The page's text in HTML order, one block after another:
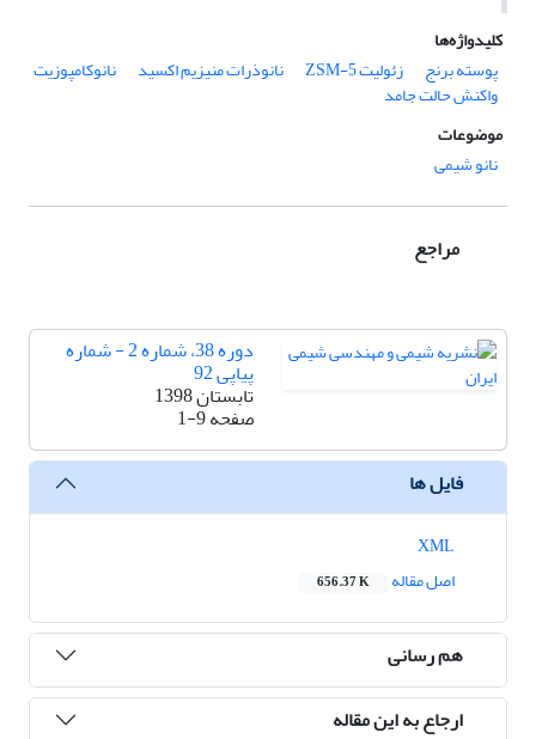
کلیدواژه‌ها
پوسته برنج
زئولیت ZSM-5 نانوذرات منیزیم اکسید نانوکامپوزیت
واکنش حالت جامد
موضوعات
نانو شیمی
مراجع
دوره 38، شماره 2 - شماره
پیاپی 92
تابستان 1398
صفحه1-9
فایل ها
اصل مقاله
656.37 K
هم رسانی
ارجاع به این مقاله